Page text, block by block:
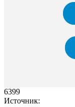
6399
Источник: